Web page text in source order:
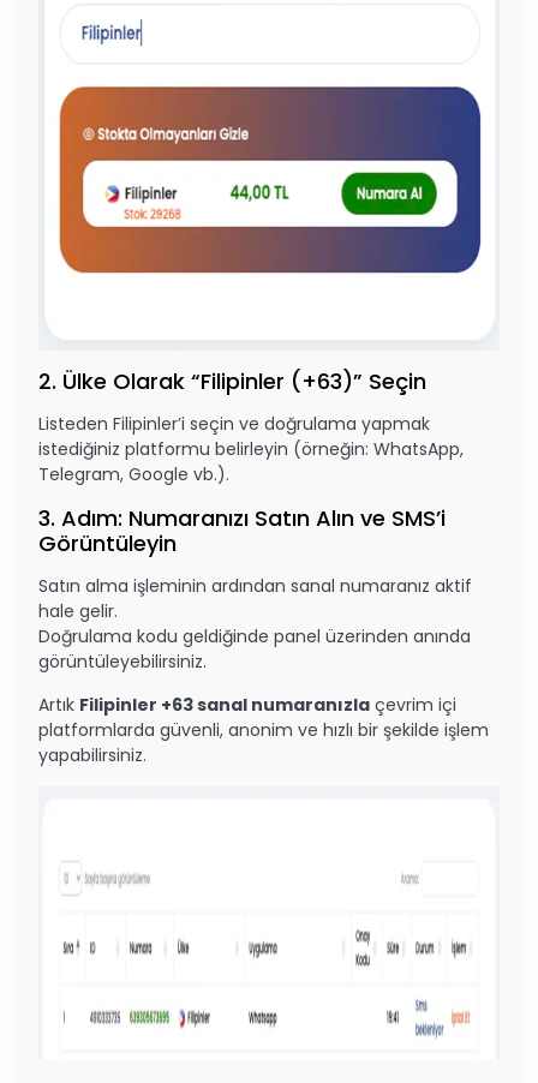
2. Ülke Olarak “Filipinler (+63)” Seçin
Listeden Filipinler’i seçin ve doğrulama yapmak
istediğiniz platformu belirleyin (örneğin: WhatsApp,
Telegram, Google vb.).
3. Adım: Numaranızı Satın Alın ve SMS’i
Görüntüleyin
Satın alma işleminin ardından sanal numaranız aktif
hale gelir.
Doğrulama kodu geldiğinde panel üzerinden anında
görüntüleyebilirsiniz.
Artık Filipinler +63 sanal numaranızla çevrim içi
platformlarda güvenli, anonim ve hızlı bir şekilde işlem
yapabilirsiniz.